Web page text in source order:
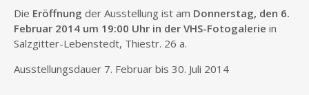
Die Eröff­nung der Aus­stel­lung ist am Don­ners­tag, den 6.
Febru­ar 2014 um 19:00 Uhr in der VHS-Foto­ga­le­rie in
Salz­git­ter-Lebens­tedt, Thie­str. 26 a.
Aus­stel­lungs­dau­er 7. Febru­ar bis 30. Juli 2014